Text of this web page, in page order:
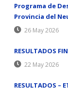
Programa de
Provincia del
26 May 2026
RESULTADOS
22 May 2026
RESULTADOS –